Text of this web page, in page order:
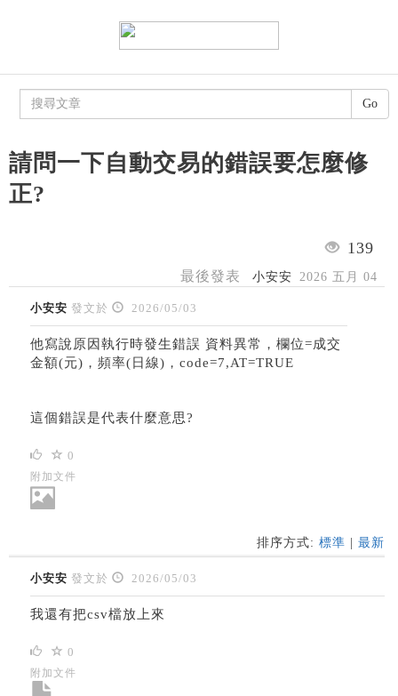
請問一下自動交易的錯誤要怎麼修
正?
139
最後發表 小安安 2026 五月 04
小安安 發文於 2026/05/03
他寫說原因執行時發生錯誤 資料異常，欄位=成交
金額(元)，頻率(日線)，code=7,AT=TRUE
這個錯誤是代表什麼意思?
0
附加文件
排序方式: 標準 最新
小安安 發文於 2026/05/03
我還有把csv檔放上來
0
附加文件
Go